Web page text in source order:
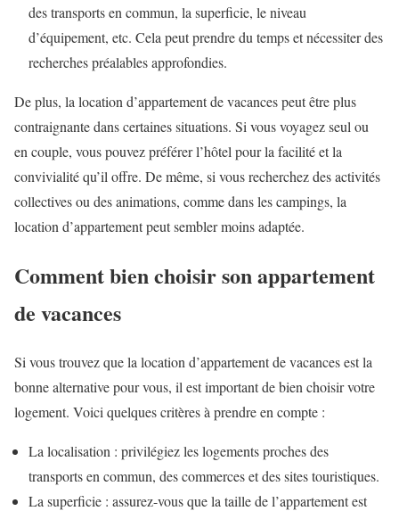
des transports en commun, la superficie, le niveau
d’équipement, etc. Cela peut prendre du temps et nécessiter des
recherches préalables approfondies.
De plus, la location d’appartement de vacances peut être plus
contraignante dans certaines situations. Si vous voyagez seul ou
en couple, vous pouvez préférer l’hôtel pour la facilité et la
convivialité qu’il offre. De même, si vous recherchez des activités
collectives ou des animations, comme dans les campings, la
location d’appartement peut sembler moins adaptée.
Comment bien choisir son appartement
de vacances
Si vous trouvez que la location d’appartement de vacances est la
bonne alternative pour vous, il est important de bien choisir votre
logement. Voici quelques critères à prendre en compte :
La localisation : privilégiez les logements proches des
transports en commun, des commerces et des sites touristiques.
La superficie : assurez-vous que la taille de l’appartement est